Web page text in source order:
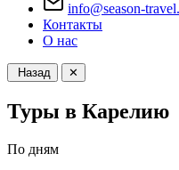
info@season-
Контакты
О нас
Назад ✕
Туры в Карелию
По дням